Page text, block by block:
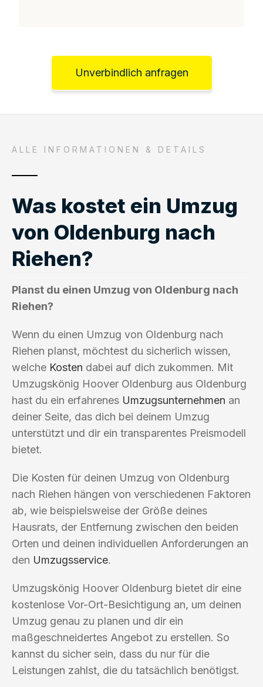
Unverbindlich anfragen
ALLE INFORMATIONEN & DETAILS
Was kostet ein Umzug
von Oldenburg nach
Riehen?
Planst du einen Umzug von Oldenburg nach
Riehen?
Wenn du einen Umzug von Oldenburg nach
Riehen planst, möchtest du sicherlich wissen,
welche Kosten dabei auf dich zukommen. Mit
Umzugskönig Hoover Oldenburg aus Oldenburg
hast du ein erfahrenes Umzugsunternehmen an
deiner Seite, das dich bei deinem Umzug
unterstützt und dir ein transparentes Preismodell
bietet.
Die Kosten für deinen Umzug von Oldenburg
nach Riehen hängen von verschiedenen Faktoren
ab, wie beispielsweise der Größe deines
Hausrats, der Entfernung zwischen den beiden
Orten und deinen individuellen Anforderungen an
den Umzugsservice.
Umzugskönig Hoover Oldenburg bietet dir eine
kostenlose Vor-Ort-Besichtigung an, um deinen
Umzug genau zu planen und dir ein
maßgeschneidertes Angebot zu erstellen. So
kannst du sicher sein, dass du nur für die
Leistungen zahlst, die du tatsächlich benötigst.